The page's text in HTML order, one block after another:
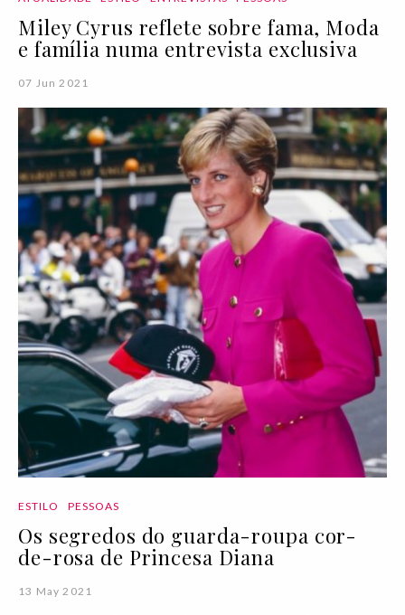
Miley Cyrus reflete sobre fama, Moda
e família numa entrevista exclusiva
07 Jun 2021
ESTILO PESSOAS
Os segredos do guarda-roupa cor-
de-rosa de Princesa Diana
13 May 2021